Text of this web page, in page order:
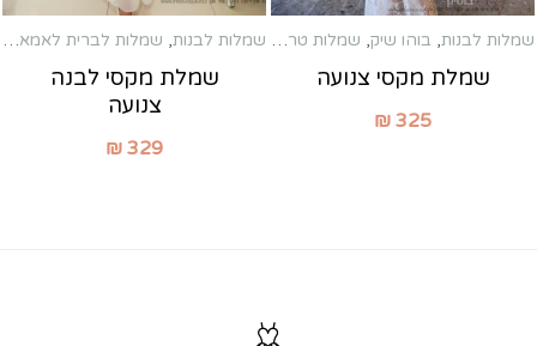
שמלות לבנות, בוהו שיק, שמלות טראש ,שמלות לברית לאמא ,שמלות לשבת
שמלת מקסי צנועה
₪ 325
שמלות לבנות, שמלות לברית לאמא,
שמלת מקסי לבנה
צנועה
₪ 329